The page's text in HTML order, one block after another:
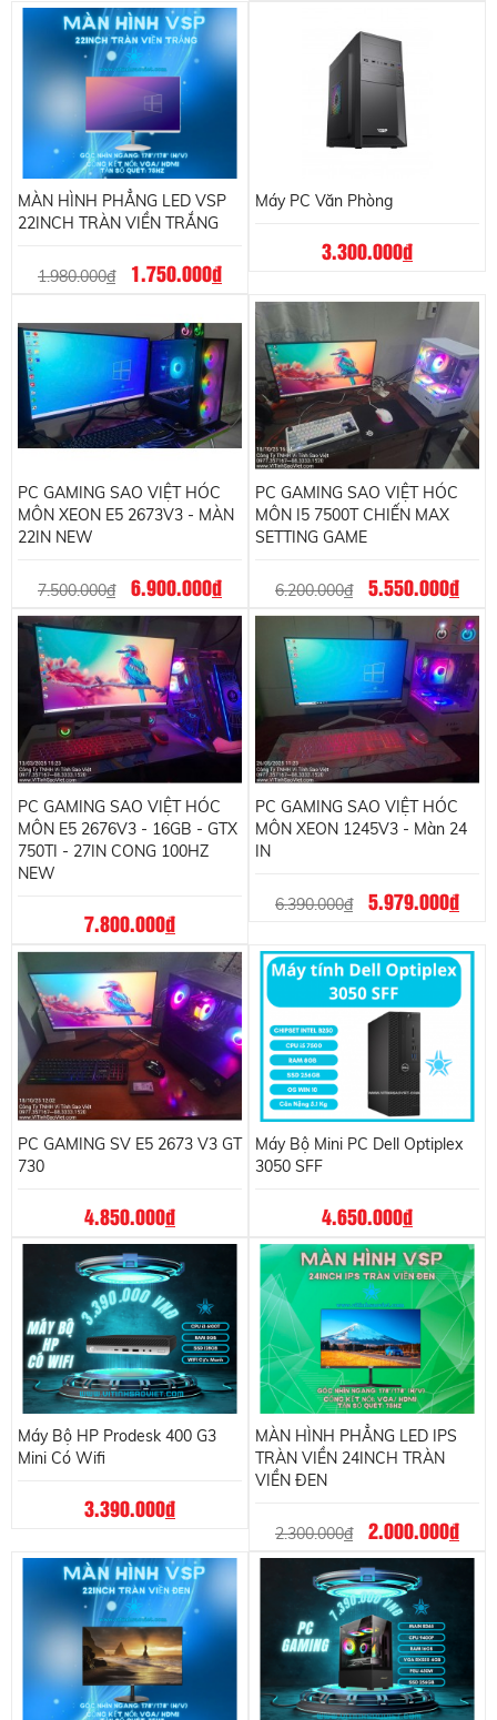
MÀN HÌNH PHẲNG LED VSP
22INCH TRÀN VIỀN TRẮNG
1.980.000đ 1.750.000đ
Máy PC Văn Phòng
3.300.000đ
PC GAMING SAO VIỆT HÓC
MÔN XEON E5 2673V3 - MÀN
22IN NEW
7.500.000đ 6.900.000đ
PC GAMING SAO VIỆT HÓC
MÔN I5 7500T CHIẾN MAX
SETTING GAME
6.200.000đ 5.550.000đ
PC GAMING SAO VIỆT HÓC
MÔN E5 2676V3 - 16GB - GTX
750TI - 27IN CONG 100HZ
NEW
7.800.000đ
PC GAMING SAO VIỆT HÓC
MÔN XEON 1245V3 - Màn 24
IN
6.390.000đ 5.979.000đ
PC GAMING SV E5 2673 V3 GT
730
4.850.000đ
Máy Bộ Mini PC Dell Optiplex
3050 SFF
4.650.000đ
Máy Bộ HP Prodesk 400 G3
Mini Có Wifi
3.390.000đ
MÀN HÌNH PHẲNG LED IPS
TRÀN VIỀN 24INCH TRÀN
VIỀN ĐEN
2.300.000đ 2.000.000đ